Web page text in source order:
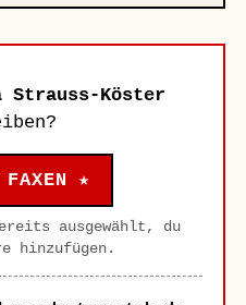
Strauss-Köster
★
ausgewählt, du
hinzufügen.